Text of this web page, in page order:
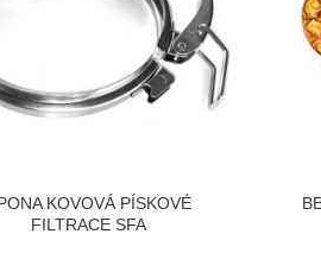
KOVOVÁ PÍSKOVÉ
FILTRACE SFA